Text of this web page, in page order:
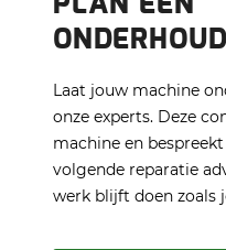
Laat jouw machine
onze experts. Deze
machine en
volgende reparatie
werk blijft doen zoals